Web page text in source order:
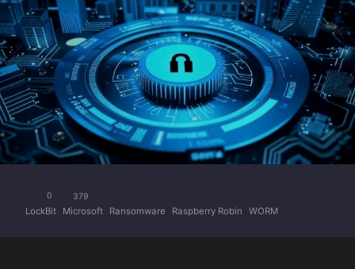
0 379
LockBit Microsoft Ransomware Raspberry Robin WORM